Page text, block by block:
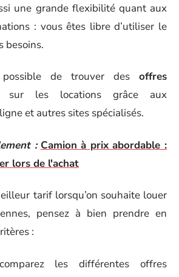
une grande flexibilité quant aux
: vous êtes libre d’utiliser le
besoins.
de trouver des offres
sur les locations grâce aux
et autres sites spécialisés.
: Camion à prix abordable :
lors de l'achat
tarif lorsqu’on souhaite louer
pensez à bien prendre en
:
les différentes offres